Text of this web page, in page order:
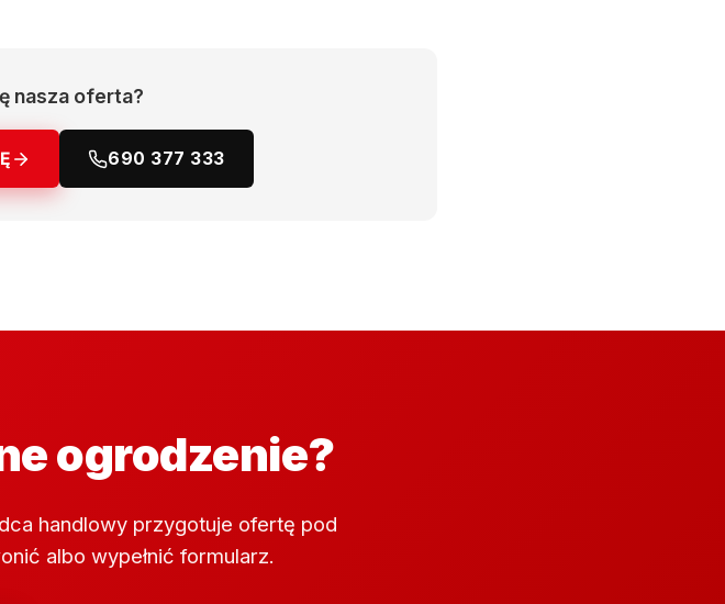
nasza oferta?
690 377 333
ogrodzenie?
handlowy przygotuje ofertę pod
albo wypełnić formularz.